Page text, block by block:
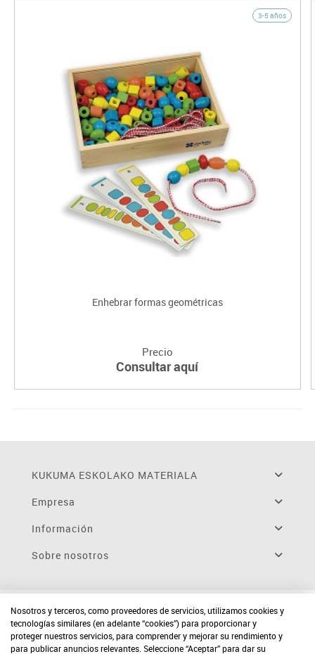
3-5 años
Enhebrar formas geométricas
Precio
Consultar aquí
KUKUMA ESKOLAKO MATERIALA
Empresa
Información
Sobre nosotros
Nosotros y terceros, como proveedores de servicios, utilizamos cookies y
tecnologías similares (en adelante “cookies”) para proporcionar y
proteger nuestros servicios, para comprender y mejorar su rendimiento y
para publicar anuncios relevantes. Seleccione “Aceptar” para dar su